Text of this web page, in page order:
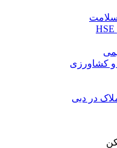
کشاورزی
در دبی